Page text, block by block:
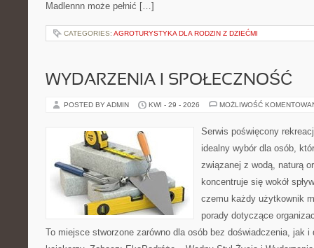
Madlennn może pełnić […]
CATEGORIES: AGROTURYSTYKA DLA RODZIN Z DZIEĆMI
WYDARZENIA I SPOŁECZNOŚĆ
POSTED BY ADMIN KWI - 29 - 2026 MOŻLIWOŚĆ
Serwis poświęcony
idealny wybór dla osób,
związanej z wodą, naturą
koncentruje się wokół
czemu każdy użytkownik
porady dotyczące
To miejsce stworzone zarówno dla osób bez doświadczenia, jak i